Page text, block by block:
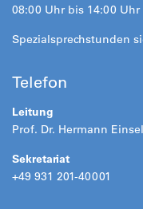
08:00 Uhr bis 14:00 Uhr
Spezialsprechstunden
Telefon
Leitung
Prof. Dr. Hermann
Sekretariat
+49 931 201-40001